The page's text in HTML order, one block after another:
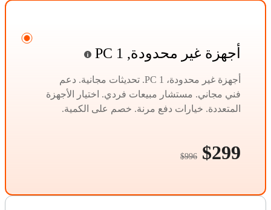
أجهزة غير محدودة, 1 PC
أجهزة غير محدودة، 1 PC. تحديثات مجانية. دعم
فني مجاني. مستشار مبيعات فردي. اختيار الأجهزة
المتعددة. خيارات دفع مرنة. خصم على الكمية.
$299
$996